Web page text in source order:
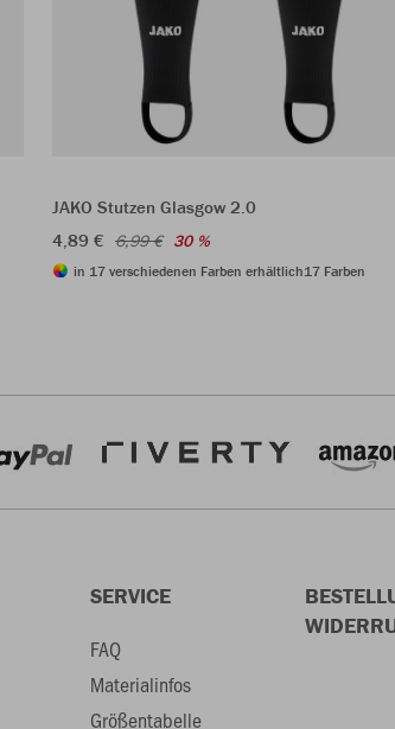
JAKO Stutzen Glasgow 2.0
4,89 € 6,99 € 30 %
in 17 verschiedenen Farben erhältlich17 Farben
SERVICE
FAQ
Materialinfos
Größentabelle